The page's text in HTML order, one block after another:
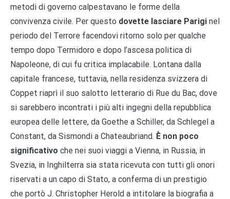
metodi di governo calpestavano le forme della
convivenza civile. Per questo dovette lasciare Parigi nel
periodo del Terrore facendovi ritorno solo per qualche
tempo dopo Termidoro e dopo l’ascesa politica di
Napoleone, di cui fu critica implacabile. Lontana dalla
capitale francese, tuttavia, nella residenza svizzera di
Coppet riaprì il suo salotto letterario di Rue du Bac, dove
si sarebbero incontrati i più alti ingegni della repubblica
europea delle lettere, da Goethe a Schiller, da Schlegel a
Constant, da Sismondi a Chateaubriand. È non poco
significativo che nei suoi viaggi a Vienna, in Russia, in
Svezia, in Inghilterra sia stata ricevuta con tutti gli onori
riservati a un capo di Stato, a conferma di un prestigio
che portò J. Christopher Herold a intitolare la biografia a